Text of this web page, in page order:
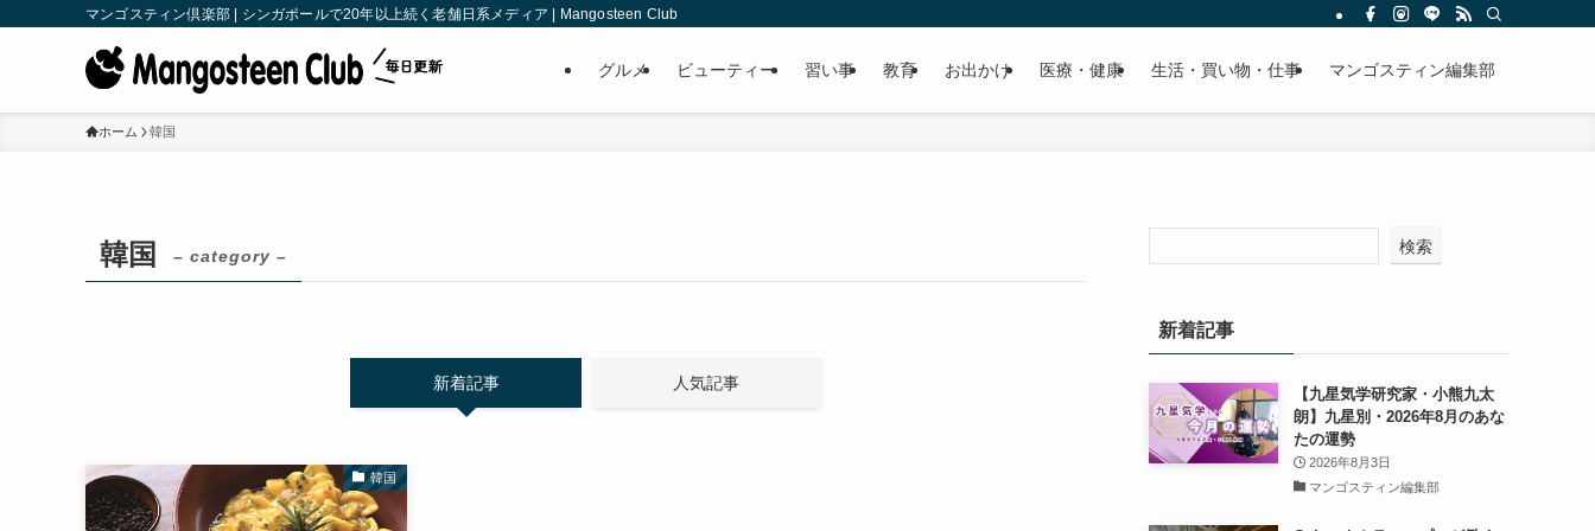
マンゴスティン倶楽部 | シンガポールで20年以上続く老舗日系メディア | Mangosteen Club
グルメ ビューティー 習い事 教育 お出かけ 医療・健康 生活・買い物・仕事 マンゴスティン編集部
ホーム 韓国
韓国 – category –
新着記事 人気記事
韓国
検索
新着記事
【九星気学研究家・小熊九太
朗】九星別・2026年8月のあな
たの運勢
2026年8月3日
マンゴスティン編集部